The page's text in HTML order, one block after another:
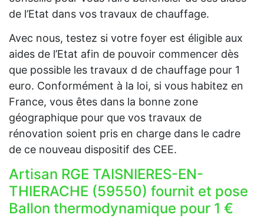
de l’Etat dans vos travaux de chauffage.
Avec nous, testez si votre foyer est éligible aux
aides de l’Etat afin de pouvoir commencer dès
que possible les travaux d de chauffage pour 1
euro. Conformément à la loi, si vous habitez en
France, vous êtes dans la bonne zone
géographique pour que vos travaux de
rénovation soient pris en charge dans le cadre
de ce nouveau dispositif des CEE.
Artisan RGE TAISNIERES-EN-
THIERACHE (59550) fournit et pose
Ballon thermodynamique pour 1 €